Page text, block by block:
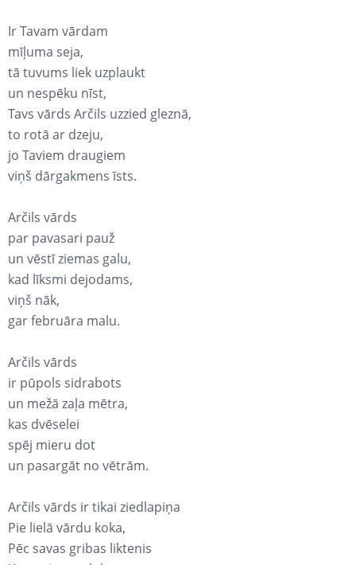
Ir Tavam vārdam
mīļuma seja,
tā tuvums liek uzplaukt
un nespēku nīst,
Tavs vārds Arčils uzzied gleznā,
to rotā ar dzeju,
jo Taviem draugiem
viņš dārgakmens īsts.
Arčils vārds
par pavasari pauž
un vēstī ziemas galu,
kad līksmi dejodams,
viņš nāk,
gar februāra malu.
Arčils vārds
ir pūpols sidrabots
un mežā zaļa mētra,
kas dvēselei
spēj mieru dot
un pasargāt no vētrām.
Arčils vārds ir tikai ziedlapiņa
Pie lielā vārdu koka,
Pēc savas gribas liktenis